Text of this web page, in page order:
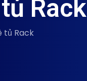
Rack
tủ Rack